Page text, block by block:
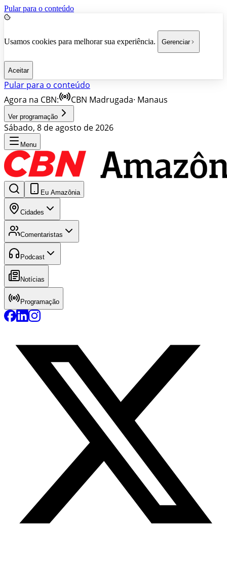
Pular para o conteúdo
Usamos cookies para melhorar sua experiência. Gerenciar
Aceitar
Pular para o conteúdo
Agora na CBN:
CBN Madrugada· Manaus
Ver programação
Sábado, 8 de agosto de 2026
Menu
Eu Amazônia
Cidades
Comentaristas
Podcast
Notícias
Programação